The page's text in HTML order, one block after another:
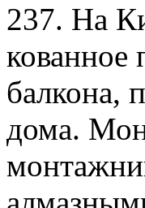
237. На
кованное
балкона,
дома.